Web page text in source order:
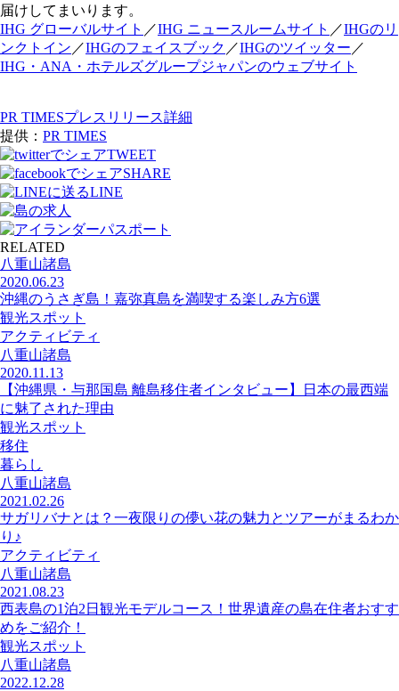
届けしてまいります。
IHG グローバルサイト ／IHG ニュースルームサイト ／IHGのリ
ンクトイン ／IHGのフェイスブック ／IHGのツイッター ／
IHG・ANA・ホテルズグループジャパンのウェブサイト
PR TIMESプレスリリース詳細
提供： PR TIMES
TWEET
SHARE
LINE
RELATED
八重山諸島
2020.06.23
沖縄のうさぎ島！嘉弥真島を満喫する楽しみ方6選
観光スポット
アクティビティ
八重山諸島
2020.11.13
【沖縄県・与那国島 離島移住者インタビュー】日本の最西端
に魅了された理由
観光スポット
移住
暮らし
八重山諸島
2021.02.26
サガリバナとは？一夜限りの儚い花の魅力とツアーがまるわか
り♪
アクティビティ
八重山諸島
2021.08.23
西表島の1泊2日観光モデルコース！世界遺産の島在住者おすす
めをご紹介！
観光スポット
八重山諸島
2022.12.28